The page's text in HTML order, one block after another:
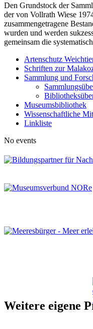
Den Grundstock der
der von Vollrath Wiese
zusammengetragene
wurden und werden
gemeinsam die
Artenschutz
Schriften zur
Sammlung und
Museumsbibliothek
Wissenschaftliche
Linkliste
No events
Weitere eigene